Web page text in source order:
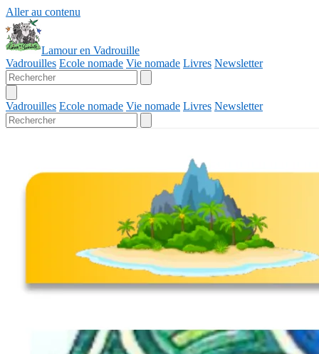
Aller au contenu
Lamour en Vadrouille
Vadrouilles Ecole nomade Vie nomade Livres Newsletter
Vadrouilles Ecole nomade Vie nomade Livres Newsletter